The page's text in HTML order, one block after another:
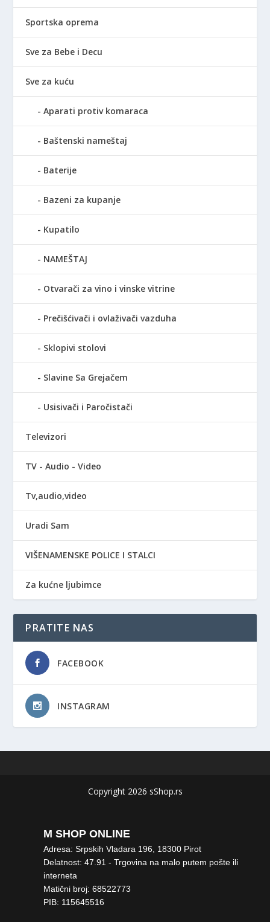
Sportska oprema
Sve za Bebe i Decu
Sve za kuću
Aparati protiv komaraca
Baštenski nameštaj
Baterije
Bazeni za kupanje
Kupatilo
NAMEŠTAJ
Otvarači za vino i vinske vitrine
Prečišćivači i ovlaživači vazduha
Sklopivi stolovi
Slavine Sa Grejačem
Usisivači i Paročistači
Televizori
TV - Audio - Video
Tv,audio,video
Uradi Sam
VIŠENAMENSKE POLICE I STALCI
Za kućne ljubimce
PRATITE NAS
FACEBOOK
INSTAGRAM
Copyright 2026 sShop.rs
M SHOP ONLINE
Adresa: Srpskih Vladara 196, 18300 Pirot
Delatnost: 47.91 - Trgovina na malo putem pošte ili
interneta
Matični broj: 68522773
PIB: 115645516